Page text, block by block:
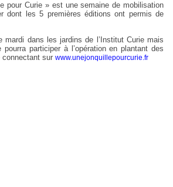
pour Curie » est une semaine de mobilisation
dont les 5 premières éditions ont permis de
mardi dans les jardins de l’Institut Curie mais
participer à l’opération en plantant des
sur www.unejonquillepourcurie.fr